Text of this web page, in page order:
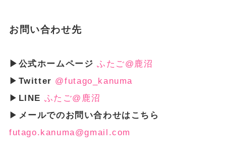
お問い合わせ先
▶公式ホームページ ふたご@鹿沼
▶ Twitter @futago_kanuma
▶ LINE ふたご@鹿沼
▶ メールでのお問い合わせはこちら
futago.kanuma@gmail.com